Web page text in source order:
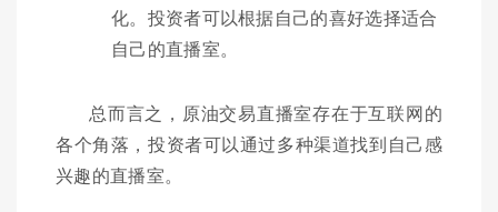
化。投资者可以根据自己的喜好选择适合
自己的直播室。
总而言之，原油交易直播室存在于互联网的
各个角落，投资者可以通过多种渠道找到自己感
兴趣的直播室。